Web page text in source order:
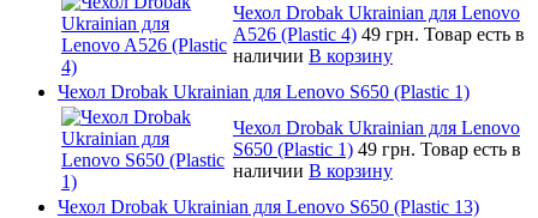
Чехол Drobak Ukrainian для Lenovo
A526 (Plastic 4) 49 грн. Товар есть в
наличии В корзину
Чехол Drobak Ukrainian для Lenovo S650 (Plastic 1)
Чехол Drobak Ukrainian для Lenovo
S650 (Plastic 1) 49 грн. Товар есть в
наличии В корзину
Чехол Drobak Ukrainian для Lenovo S650 (Plastic 13)